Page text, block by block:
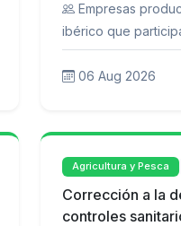
Empresas
ibérico que
06 Aug 2026
Agricultura y Pesca
Corrección a la
controles